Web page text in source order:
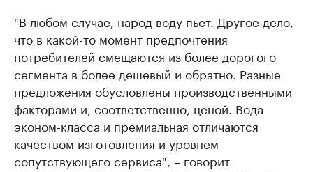
"В любом случае, народ воду пьет. Другое дело,
что в какой-то момент предпочтения
потребителей смещаются из более дорогого
сегмента в более дешевый и обратно. Разные
предложения обусловлены производственными
факторами и, соответственно, ценой. Вода
эконом-класса и премиальная отличаются
качеством изготовления и уровнем
сопутствующего сервиса", – говорит